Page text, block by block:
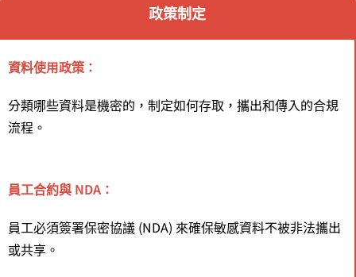
政策制定
資料使用政策：
分類哪些資料是機密的，制定如何存取，攜出和傳入的合規
流程。
員工合約與 NDA：
員工必須簽署保密協議 (NDA) 來確保敏感資料不被非法攜出
或共享。